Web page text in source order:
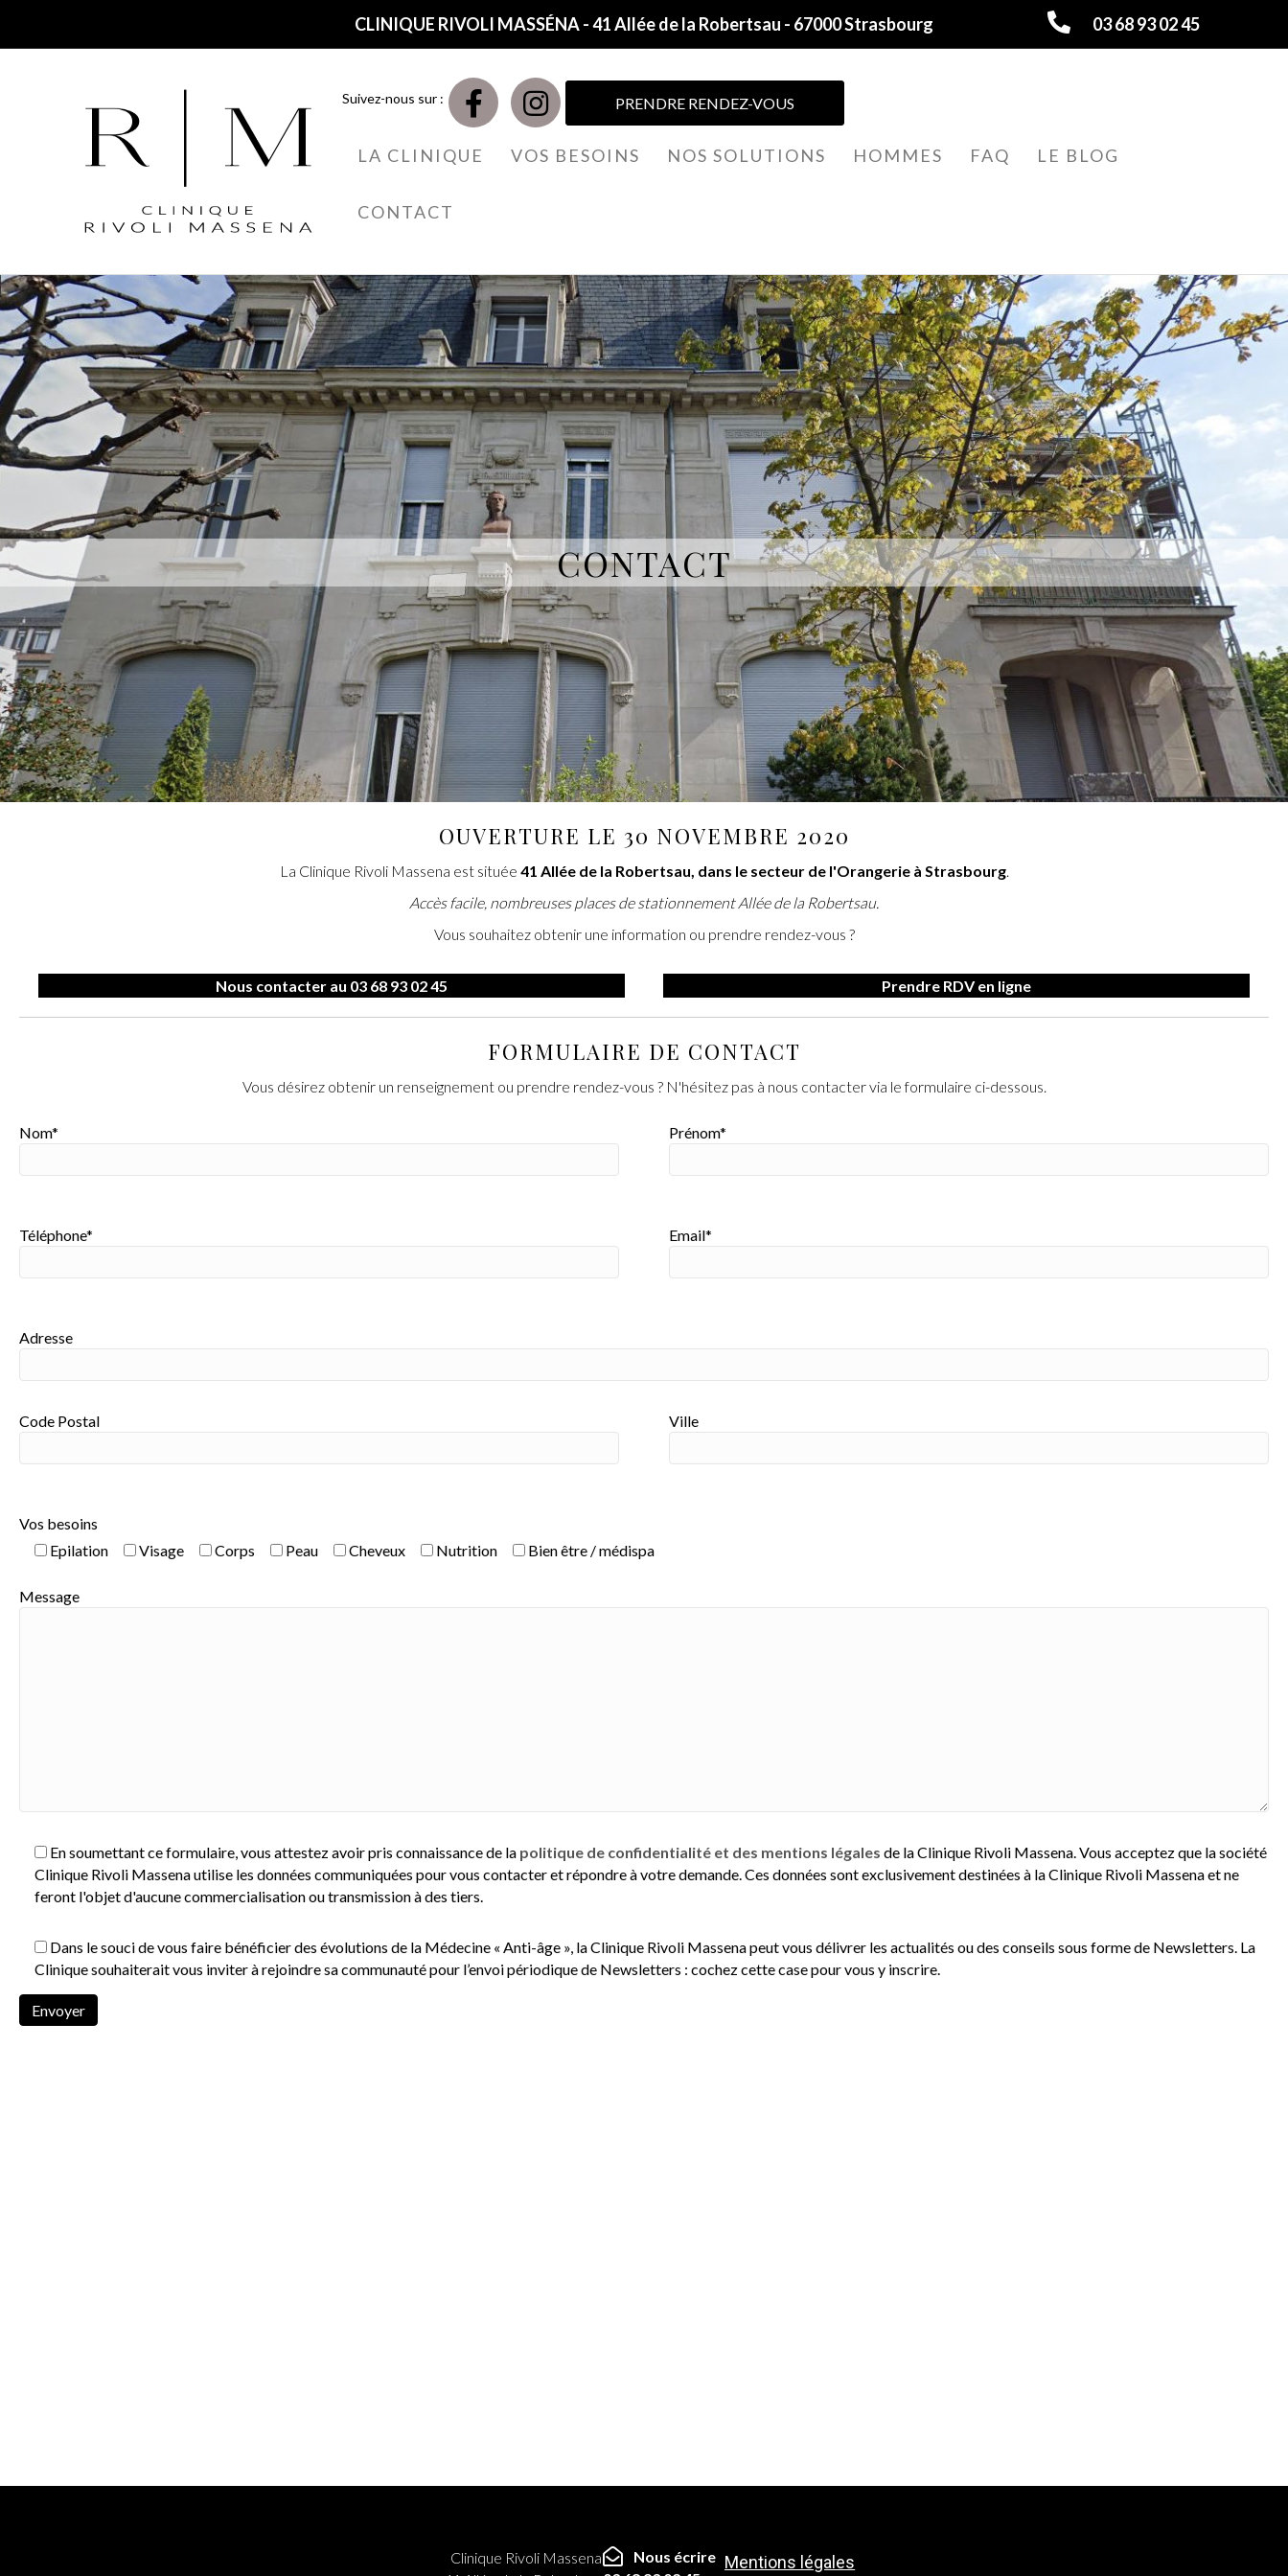
CLINIQUE RIVOLI MASSÉNA - 41 Allée de la Robertsau - 67000 Strasbourg 03 68 93 02 45
Suivez-nous sur : PRENDRE RENDEZ-VOUS
LA CLINIQUE VOS BESOINS NOS SOLUTIONS HOMMES FAQ LE BLOG
CONTACT
CONTACT
OUVERTURE LE 30 NOVEMBRE 2020
La Clinique Rivoli Massena est située 41 Allée de la Robertsau, dans le secteur de l'Orangerie à Strasbourg.
Accès facile, nombreuses places de stationnement Allée de la Robertsau.
Vous souhaitez obtenir une information ou prendre rendez-vous ?
Nous contacter au 03 68 93 02 45 Prendre RDV en ligne
FORMULAIRE DE CONTACT
Vous désirez obtenir un renseignement ou prendre rendez-vous ? N'hésitez pas à nous contacter via le formulaire ci-dessous.
Nom* Prénom*
Téléphone* Email*
Adresse
Code Postal Ville
Vos besoins
Epilation
Visage Corps Peau Cheveux Nutrition Bien être / médispa
Message
En soumettant ce formulaire, vous attestez avoir pris connaissance de la politique de confidentialité et des mentions légales de la Clinique Rivoli Massena. Vous acceptez que la société
Clinique Rivoli Massena utilise les données communiquées pour vous contacter et répondre à votre demande. Ces données sont exclusivement destinées à la Clinique Rivoli Massena et ne
feront l'objet d'aucune commercialisation ou transmission à des tiers.
Dans le souci de vous faire bénéficier des évolutions de la Médecine « Anti-âge », la Clinique Rivoli Massena peut vous délivrer les actualités ou des conseils sous forme de Newsletters. La
Clinique souhaiterait vous inviter à rejoindre sa communauté pour l’envoi périodique de Newsletters : cochez cette case pour vous y inscrire.
Clinique Rivoli Massena
Nous écrire Mentions légales